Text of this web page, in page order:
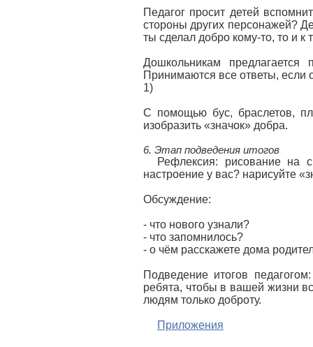
Педагог просит детей
стороны других персонажей?
ты сделал добро кому-то, то и к
Дошкольникам
Принимаются все ответы,
1)
С помощью бус, браслетов,
изобразить «значок» добра.
6. Этап подведения итогов
Рефлексия: рисование на
настроение у вас? нарисуйте
Обсуждение:
- что нового узнали?
- что запомнилось?
- о чём расскажете дома
Подведение итогов
ребята, чтобы в вашей жизни
людям только доброту.
Приложения